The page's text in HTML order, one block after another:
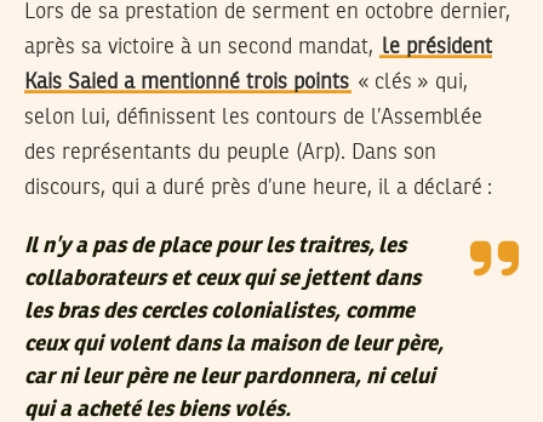
Lors de sa prestation de serment en octobre dernier,
après sa victoire à un second mandat, le président
Kais Saied a mentionné trois points « clés » qui,
selon lui, définissent les contours de l’Assemblée
des représentants du peuple (Arp). Dans son
discours, qui a duré près d’une heure, il a déclaré :
Il n’y a pas de place pour les traitres, les
collaborateurs et ceux qui se jettent dans
les bras des cercles colonialistes, comme
ceux qui volent dans la maison de leur père,
car ni leur père ne leur pardonnera, ni celui
qui a acheté les biens volés.